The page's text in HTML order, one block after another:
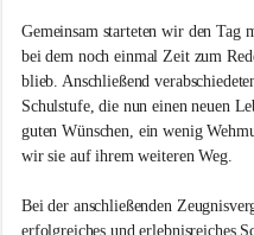
durch das Angebot
ein motiviertes
Grundtechniken zu
die Selbsttätigkeit der
dass die SchülerInnen
durch ein Angebot
Erholungsbereiche die
s
s
c
h
u
l
e
t
Gemeinsam starteten wir den Tag
bei dem noch einmal Zeit zum
blieb. Anschließend
Schulstufe, die nun einen neuen
guten Wünschen, ein wenig
wir sie auf ihrem weiteren Weg.
Bei der anschließenden
erfolgreiches und erlebnisreiches